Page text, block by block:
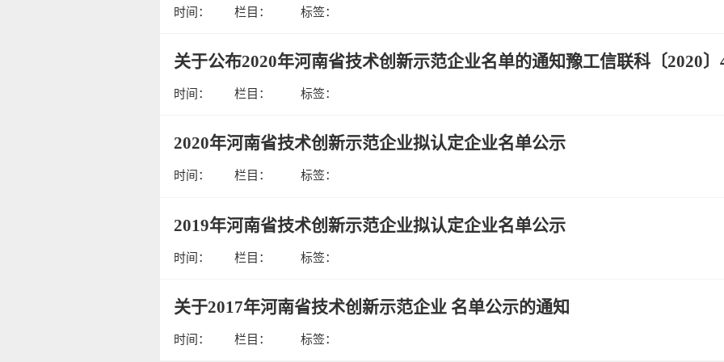
时间： 栏目： 标签：
关于公布2020年河南省技术创新示范企业名单的通知豫工信联科〔2020〕
时间： 栏目： 标签：
2020年河南省技术创新示范企业拟认定企业名单公示
时间： 栏目： 标签：
2019年河南省技术创新示范企业拟认定企业名单公示
时间： 栏目： 标签：
关于2017年河南省技术创新示范企业 名单公示的通知
时间： 栏目： 标签：